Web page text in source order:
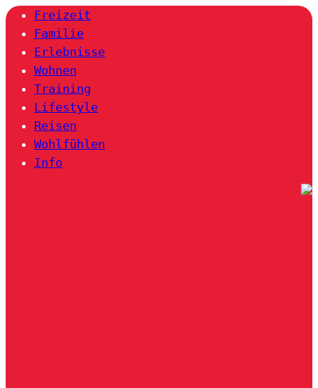
Freizeit
Familie
Erlebnisse
Wohnen
Training
Lifestyle
Reisen
Wohlfühlen
Info